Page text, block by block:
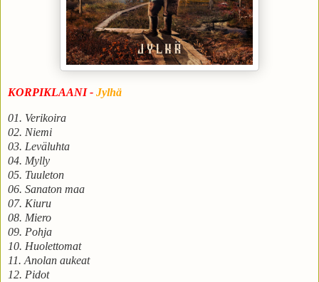
KORPIKLAANI- Jylhä
01. Verikoira
02. Niemi
03. Leväluhta
04. Mylly
05. Tuuleton
06. Sanaton maa
07. Kiuru
08. Miero
09. Pohja
10. Huolettomat
11. Anolan aukeat
12. Pidot